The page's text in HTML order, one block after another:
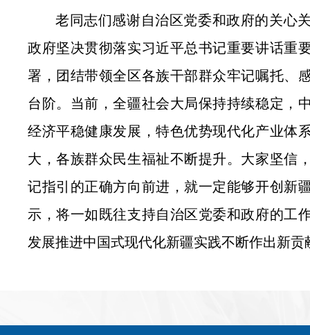
老同志们感谢自治区党委和政府的关心
政府坚决贯彻落实习近平总书记重要讲话重
署，团结带领全区各族干部群众牢记嘱托、
台阶。当前，全疆社会大局保持持续稳定，
经济平稳健康发展，特色优势现代化产业体
大，各族群众民生福祉不断提升。大家坚信
记指引的正确方向前进，就一定能够开创新
示，将一如既往支持自治区党委和政府的工
发展推进中国式现代化新疆实践不断作出新贡